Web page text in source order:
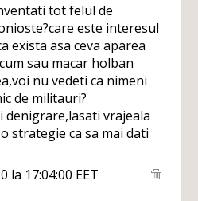
tot felul de
este interesul
exista asa ceva aparea
sau macar holban
nu vedeti ca nimeni
de militauri?
denigrare,lasati vrajeala
strategie ca sa mai dati
la 17:04:00 EET